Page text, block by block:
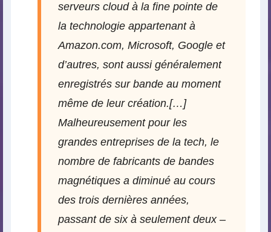
serveurs cloud à la fine pointe de
la technologie appartenant à
Amazon.com, Microsoft, Google et
d’autres, sont aussi généralement
enregistrés sur bande au moment
même de leur création.[…]
Malheureusement pour les
grandes entreprises de la tech, le
nombre de fabricants de bandes
magnétiques a diminué au cours
des trois dernières années,
passant de six à seulement deux –